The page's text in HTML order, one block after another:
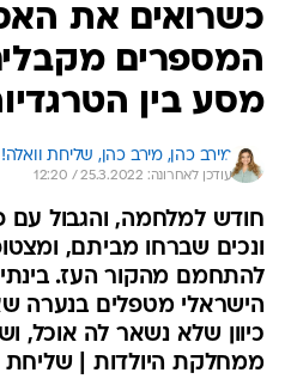
כשרואים את
המספרים
מסע בין
מירב כהן, מירב כהן, שליחת
עודכן לאחרונה: 25.3.2022 / 12:20
חודש למלחמה, והגבול עם
ונכים שברחו מביתם,
להתחמם מהקור העז.
הישראלי מטפלים בנערה
כיוון שלא נשאר לה אוכל,
ממחלקת היולדות | שליחת